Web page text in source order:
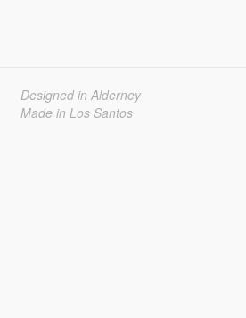
Designed in Alderney
Made in Los Santos